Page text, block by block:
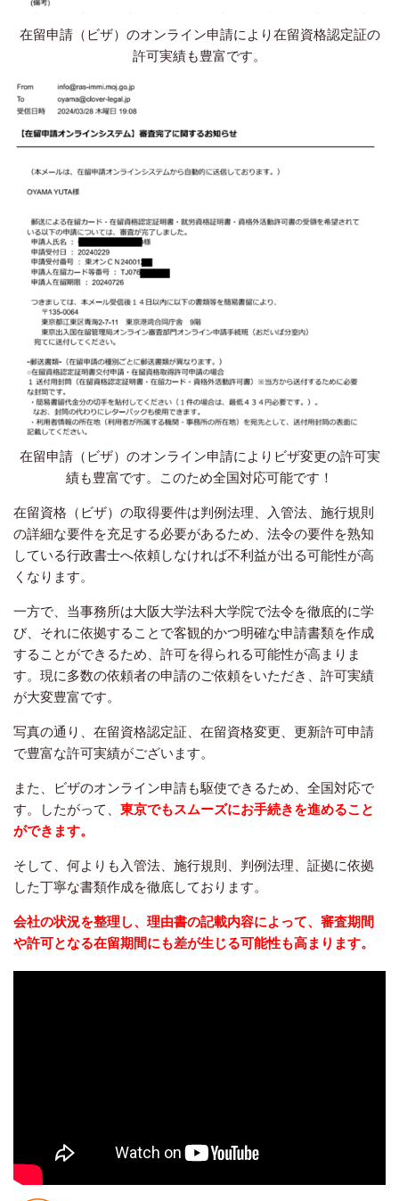
在留申請（ビザ）のオンライン申請により在留資格認定証の
許可実績も豊富です。
在留申請（ビザ）のオンライン申請によりビザ変更の許可実
績も豊富です。このため全国対応可能です！
在留資格（ビザ）の取得要件は判例法理、入管法、施行規則
の詳細な要件を充足する必要があるため、法令の要件を熟知
している行政書士へ依頼しなければ不利益が出る可能性が高
くなります。
一方で、当事務所は大阪大学法科大学院で法令を徹底的に学
び、それに依拠することで客観的かつ明確な申請書類を作成
することができるため、許可を得られる可能性が高まりま
す。現に多数の依頼者の申請のご依頼をいただき、許可実績
が大変豊富です。
写真の通り、在留資格認定証、在留資格変更、更新許可申請
で豊富な許可実績がございます。
また、ビザのオンライン申請も駆使できるため、全国対応で
す。したがって、 東京でもスムーズにお手続きを進めること
ができます。
そして、何よりも入管法、施行規則、判例法理、証拠に依拠
した丁寧な書類作成を徹底しております。
会社の状況を整理し、理由書の記載内容によって、審査期間
や許可となる在留期間にも差が生じる可能性も高まります。